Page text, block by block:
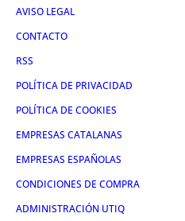
AVISO LEGAL
CONTACTO
RSS
POLÍTICA DE PRIVACIDAD
POLÍTICA DE COOKIES
EMPRESAS CATALANAS
EMPRESAS ESPAÑOLAS
CONDICIONES DE COMPRA
ADMINISTRACIÓN UTIQ